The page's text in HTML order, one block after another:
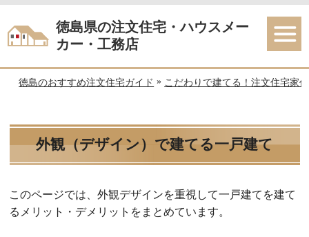
徳島県の注文住宅・ハウスメー
カー・工務店
徳島のおすすめ注文住宅ガイド » こだわりで建てる！注文住宅家
外観（デザイン）で建てる一戸建て
このページでは、外観デザインを重視して一戸建てを建て
るメリット・デメリットをまとめています。